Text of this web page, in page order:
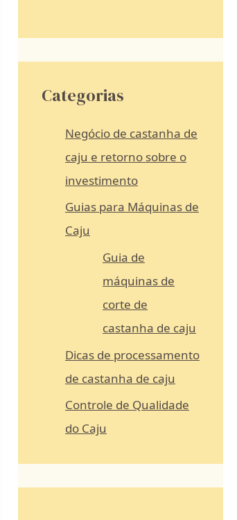
a
r
:Categorias
Negócio de castanha de
caju e retorno sobre o
investimento
Guias para Máquinas de
Caju
Guia de
máquinas de
corte de
castanha de caju
Dicas de processamento
de castanha de caju
Controle de Qualidade
do Caju